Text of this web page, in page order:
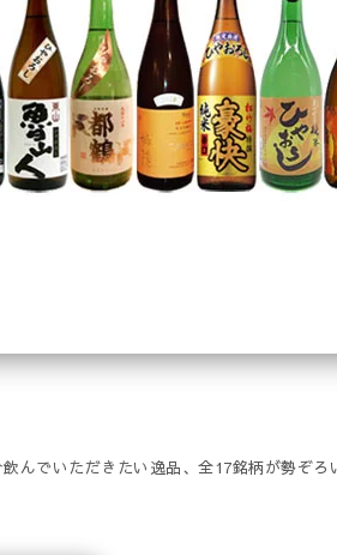
んでいただきたい逸品、全17銘柄が勢ぞ